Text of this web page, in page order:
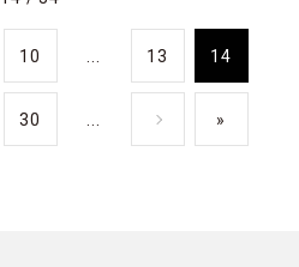
10 13 14
30 »